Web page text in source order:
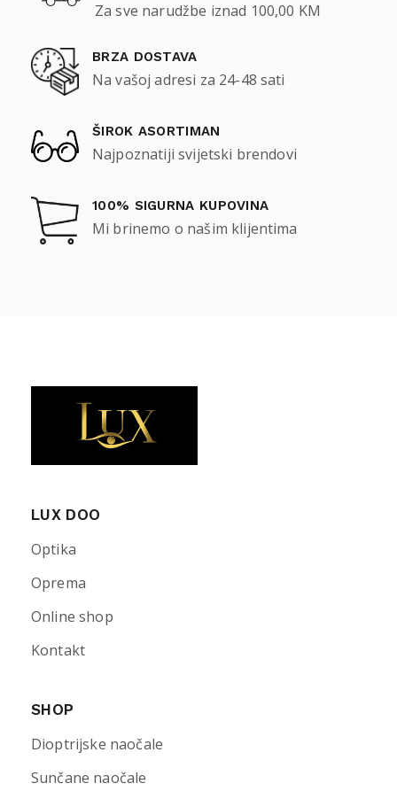
Za sve narudžbe iznad 100,00 KM
BRZA DOSTAVA
Na vašoj adresi za 24-48 sati
ŠIROK ASORTIMAN
Najpoznatiji svijetski brendovi
100% SIGURNA KUPOVINA
Mi brinemo o našim klijentima
LUX DOO
Optika
Oprema
Online shop
Kontakt
SHOP
Dioptrijske naočale
Sunčane naočale